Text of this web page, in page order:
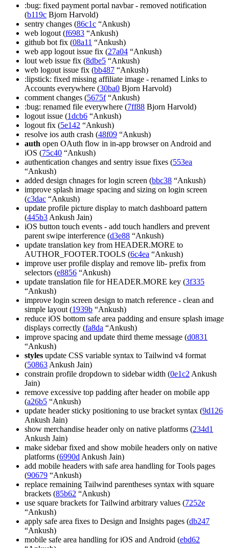
:bug: fixed payment portal navbar - removed notification
(b119c Bjorn Harvold)
sentry changes (86c1c “Ankush)
web logout (f6983 “Ankush)
github bot fix (08a11 “Ankush)
web app logout issue fix (27a04 “Ankush)
lout web issue fix (8dbe5 “Ankush)
web logout issue fix (bb487 “Ankush)
:lipstick: fixed missing affiliate image - renamed Links to
Accounts everywhere (30ba0 Bjorn Harvold)
comment changes (5675f“Ankush)
:bug: renamed file everywhere (7ff88 Bjorn Harvold)
logout issue (1dcb6 “Ankush)
logout fix (5e142 “Ankush)
resolve ios auth crash (48f09 “Ankush)
auth open OAuth flow in in-app browser on Android and
iOS (75c40 “Ankush)
authentication changes and sentry issue fixes (553ea
“Ankush)
added design chnages for login screen (bbc38 “Ankush)
improve splash image spacing and sizing on login screen
(c3dac “Ankush)
update profile picture display to match dashboard pattern
(445b3 Ankush Jain)
iOS button touch events - add touch handlers and prevent
parent swipe interference (d3e88 “Ankush)
update translation key from HEADER.MORE to
AUTHOR_FOOTER.TOOLS (6c4ea “Ankush)
improve user profile display and remove lib- prefix from
selectors (e8856 “Ankush)
update translation file for HEADER.MORE key (3f335
“Ankush)
improve login screen design to match reference - clean and
simple layout (1939b “Ankush)
reduce iOS bottom safe area padding and ensure splash image
displays correctly (fa8da “Ankush)
improve spacing and update third theme message (d0831
“Ankush)
styles update CSS variable syntax to Tailwind v4 format
(50863 Ankush Jain)
constrain profile dropdown to sidebar width (0e1c2 Ankush
Jain)
remove excessive top padding after header on mobile app
(a26b5 “Ankush)
update header sticky positioning to use bracket syntax (9d126
Ankush Jain)
show merchandise header only on native platforms (234d1
Ankush Jain)
make sidebar fixed and show mobile headers only on native
platforms (6990d Ankush Jain)
add mobile headers with safe area handling for Tools pages
(90679 “Ankush)
replace remaining Tailwind parentheses syntax with square
brackets (85b62 “Ankush)
use square brackets for Tailwind arbitrary values (7252e
“Ankush)
apply safe area fixes to Design and Insights pages (db247
“Ankush)
mobile safe area handling for iOS and Android (ebd62